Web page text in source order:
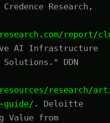
Research,
report/
AI Infrastructure
DDN
resources/research/
guide/ . Deloitte
Value from